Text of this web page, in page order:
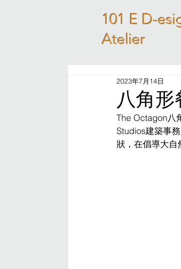
101 E D-
Atelier
八角
2023年7月14日
The Octagon八
Studios建築事
狀，在倡導大自